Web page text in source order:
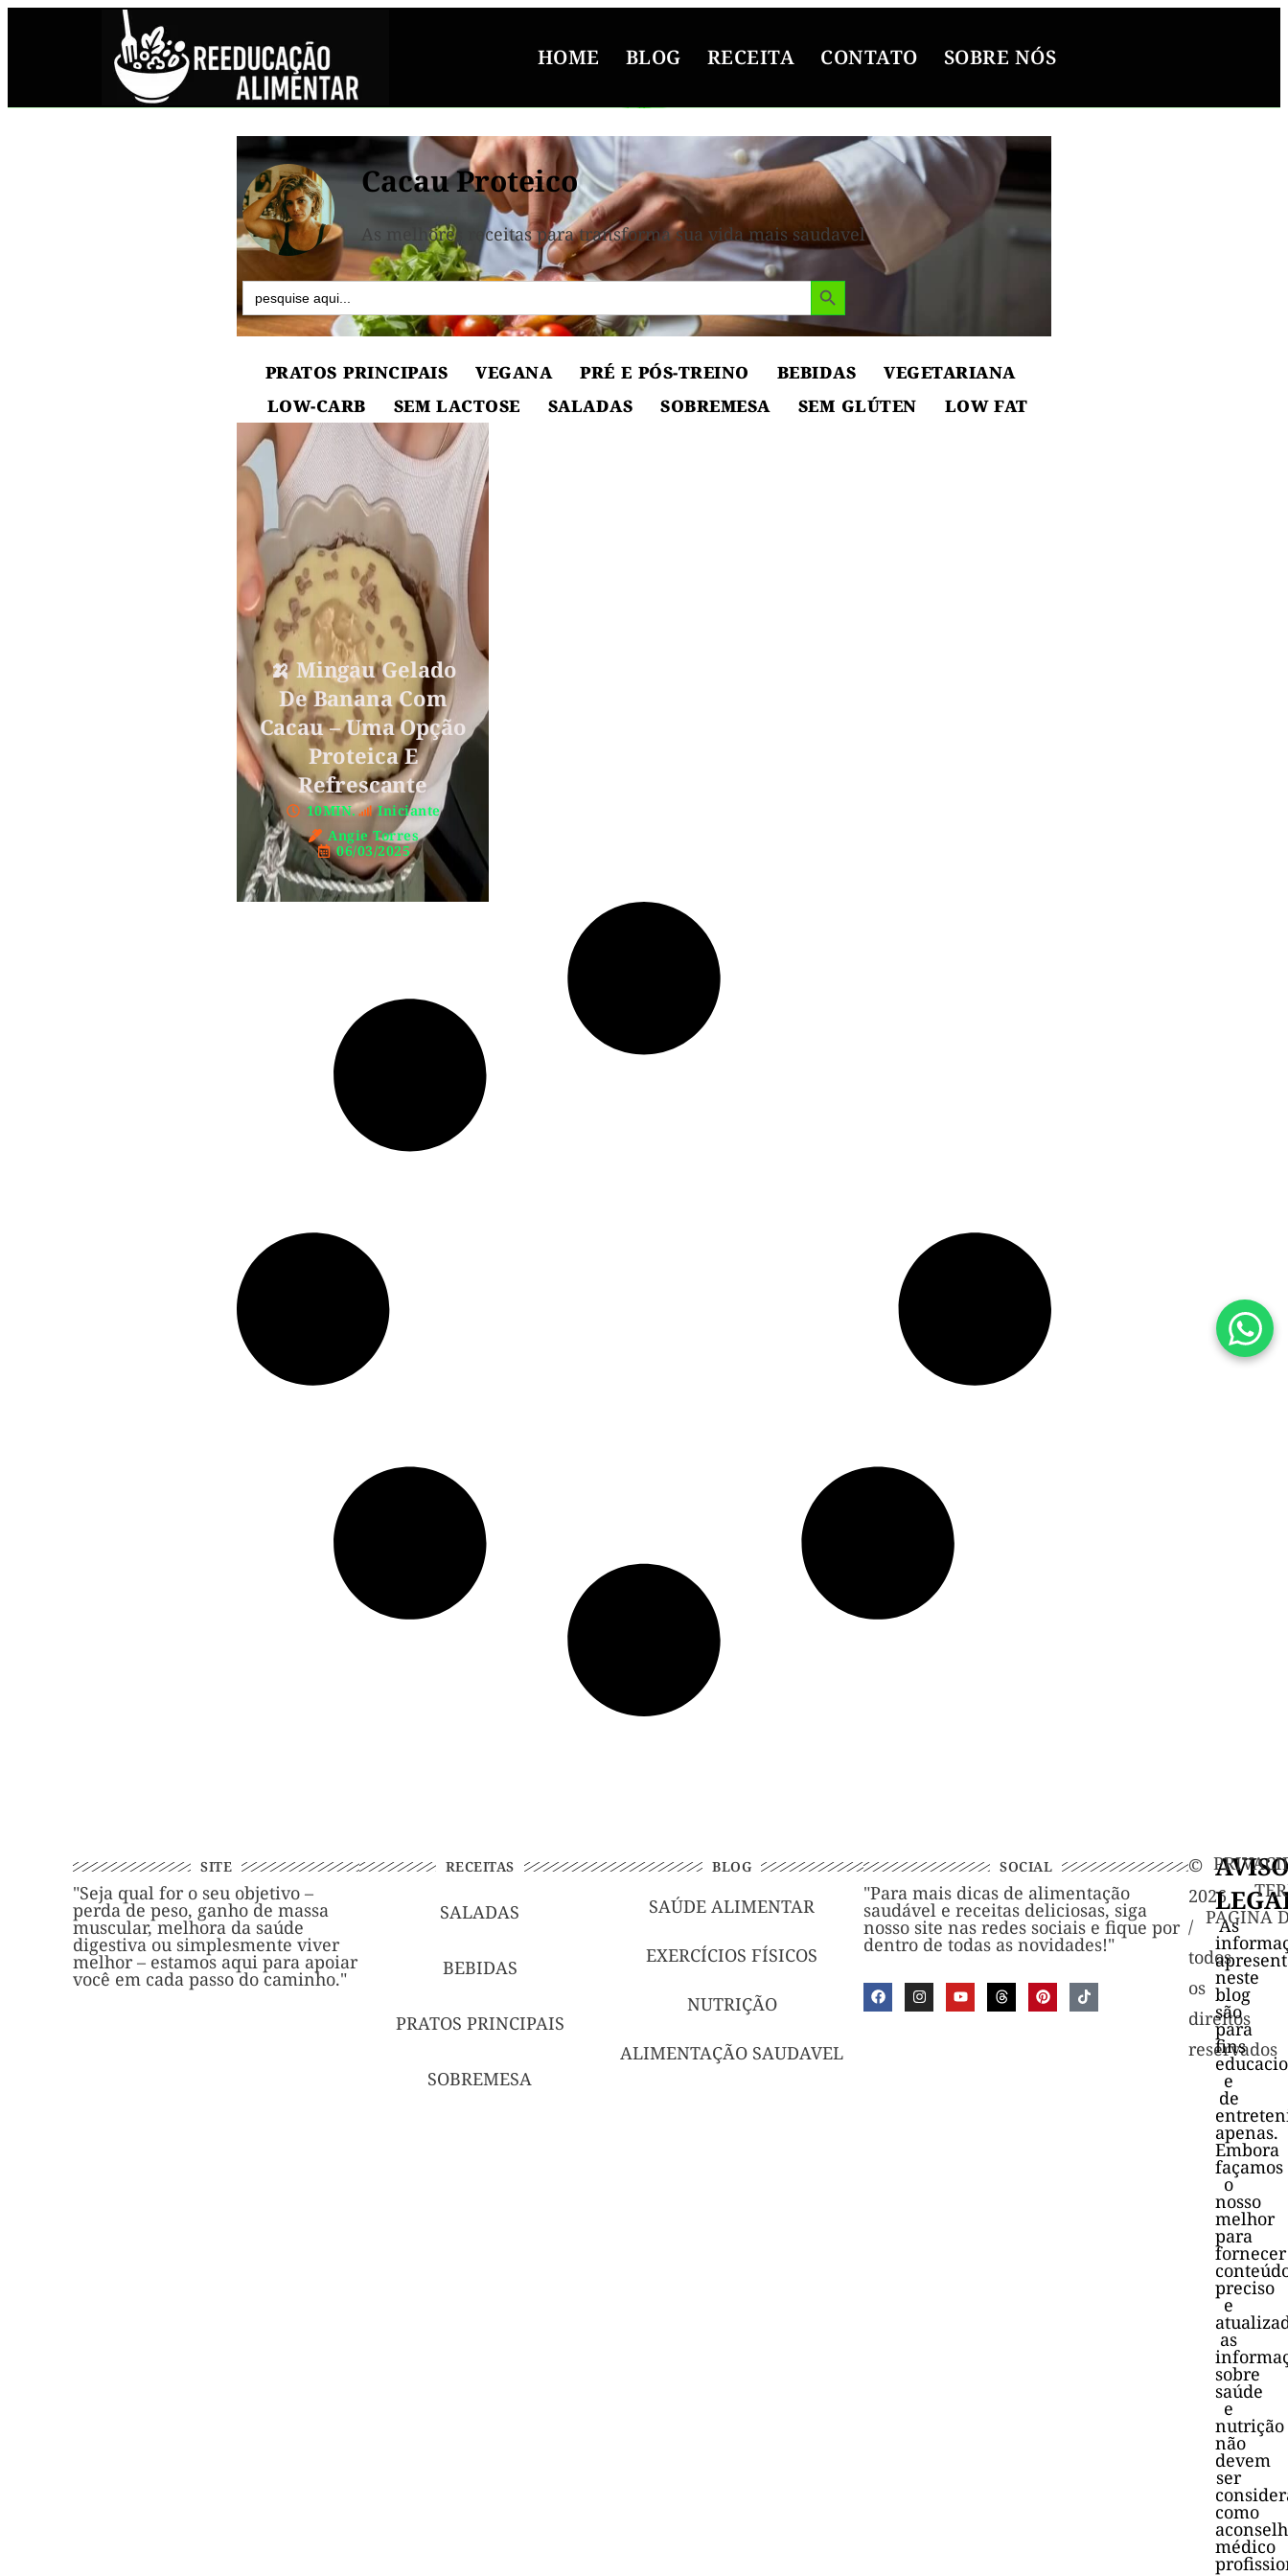
HOME BLOG RECEITA CONTATO SOBRE NÓS
Cacau Proteico
As melhores receitas para transforma sua vida mais saudavel
Search
for:
Search Button
PRATOS PRINCIPAIS VEGANA PRÉ E PÓS-TREINO BEBIDAS
VEGETARIANA
LOW-CARB
SEM LACTOSE SALADAS SOBREMESA SEM GLÚTEN LOW FAT
🍌 Mingau Gelado
De Banana Com
Cacau – Uma Opção
Proteica E
Refrescante
10MIN.
Iniciante
Angie Torres
06/03/2025
SITE
"Seja qual for o seu objetivo –
perda de peso, ganho de massa
muscular, melhora da saúde
digestiva ou simplesmente viver
melhor – estamos aqui para apoiar
você em cada passo do caminho."
RECEITAS
SALADAS
BEBIDAS
PRATOS PRINCIPAIS
SOBREMESA
BLOG
SAÚDE ALIMENTAR
EXERCÍCIOS FÍSICOS
NUTRIÇÃO
ALIMENTAÇÃO SAUDAVEL
SOCIAL
"Para mais dicas de alimentação
saudável e receitas deliciosas, siga
nosso site nas redes sociais e fique por
dentro de todas as novidades!"
©️
2026
/
todos
os
direitos
reservados
PAGINA
As
neste
blog
são
para
fins
e
de
apenas.
Embora
façamos
o
nosso
melhor
para
fornecer
preciso
e
as
sobre
saúde
e
nutrição
não
devem
ser
como
médico